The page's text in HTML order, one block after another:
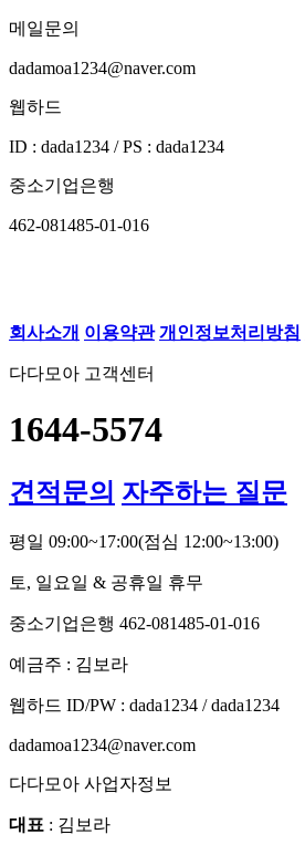
메일문의
dadamoa1234@naver.com
웹하드
ID : dada1234 / PS : dada1234
중소기업은행
462-081485-01-016
회사소개 이용약관 개인정보처리방침
다다모아 고객센터
1644-5574
견적문의 자주하는 질문
평일 09:00~17:00(점심 12:00~13:00)
토, 일요일 & 공휴일 휴무
중소기업은행 462-081485-01-016
예금주 : 김보라
웹하드 ID/PW : dada1234 / dada1234
dadamoa1234@naver.com
다다모아 사업자정보
대표 : 김보라